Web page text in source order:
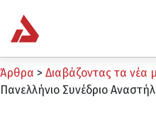
Άρθρα > Διαβάζοντας τα νέα
Πανελλήνιο Συνέδριο